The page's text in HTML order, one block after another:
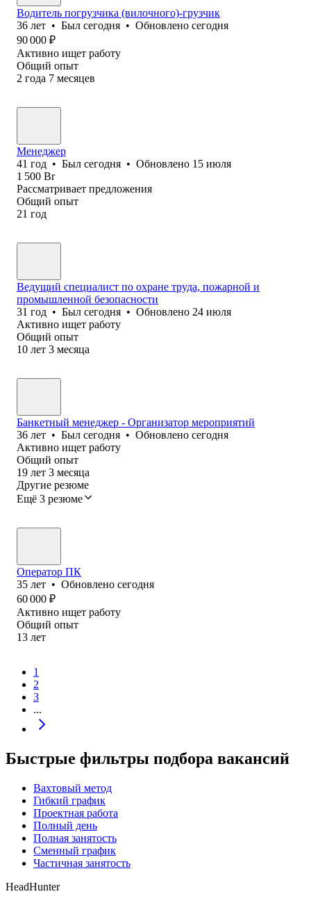
Водитель погрузчика (вилочного)-грузчик
36 лет • Был сегодня • Обновлено сегодня
90 000 ₽
Активно ищет работу
Общий опыт
2 года 7 месяцев
Менеджер
41 год • Был сегодня • Обновлено 15 июля
1 500 Br
Рассматривает предложения
Общий опыт
21 год
Ведущий специалист по охране труда, пожарной и
промышленной безопасности
31 год • Был сегодня • Обновлено 24 июля
Активно ищет работу
Общий опыт
10 лет 3 месяца
Банкетный менеджер - Организатор мероприятий
36 лет • Был сегодня • Обновлено сегодня
Активно ищет работу
Общий опыт
19 лет 3 месяца
Другие резюме
Ещё 3 резюме
Оператор ПК
35 лет • Обновлено сегодня
60 000 ₽
Активно ищет работу
Общий опыт
13 лет
1
2
3
...
Быстрые фильтры подбора вакансий
Вахтовый метод
Гибкий график
Проектная работа
Полный день
Полная занятость
Сменный график
Частичная занятость
HeadHunter